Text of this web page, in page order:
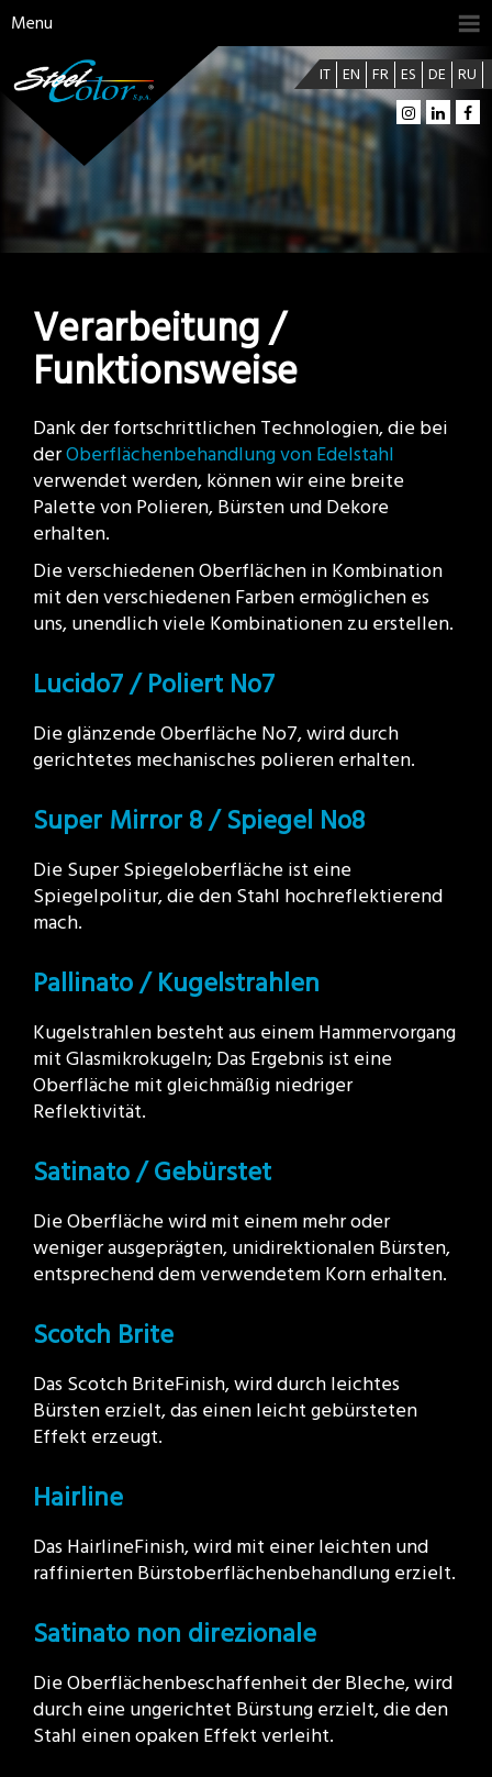
Menu
IT EN FR ES DE RU
Verarbeitung /
Funktionsweise
Dank der fortschrittlichen Technologien, die bei
derOberflächenbehandlung von Edelstahl
verwendet werden, können wir eine breite
Palette von Polieren, Bürsten und Dekore
erhalten.
Die verschiedenen Oberflächen in Kombination
mit den verschiedenen Farben ermöglichen es
uns, unendlich viele Kombinationen zu erstellen.
Lucido7 / Poliert No7
Die glänzende Oberfläche No7, wird durch
gerichtetes mechanisches polieren erhalten.
Super Mirror 8 / Spiegel No8
Die Super Spiegeloberfläche ist eine
Spiegelpolitur, die den Stahl hochreflektierend
mach.
Pallinato / Kugelstrahlen
Kugelstrahlen besteht aus einem Hammervorgang
mit Glasmikrokugeln; Das Ergebnis ist eine
Oberfläche mit gleichmäßig niedriger
Reflektivität.
Satinato / Gebürstet
Die Oberfläche wird mit einem mehr oder
weniger ausgeprägten, unidirektionalen Bürsten,
entsprechend dem verwendetem Korn erhalten.
Scotch Brite
Das Scotch BriteFinish, wird durch leichtes
Bürsten erzielt, das einen leicht gebürsteten
Effekt erzeugt.
Hairline
Das HairlineFinish, wird mit einer leichten und
raffinierten Bürstoberflächenbehandlung erzielt.
Satinato non direzionale
Die Oberflächenbeschaffenheit der Bleche, wird
durch eine ungerichtet Bürstung erzielt, die den
Stahl einen opaken Effekt verleiht.